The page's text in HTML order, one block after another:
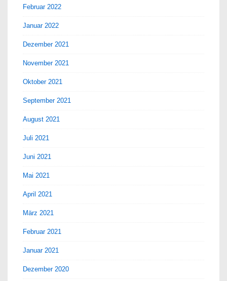
Februar 2022
Januar 2022
Dezember 2021
November 2021
Oktober 2021
September 2021
August 2021
Juli 2021
Juni 2021
Mai 2021
April 2021
März 2021
Februar 2021
Januar 2021
Dezember 2020